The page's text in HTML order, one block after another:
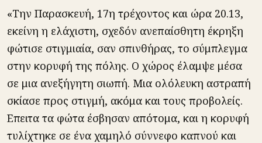
«Την Παρασκευή, 17η τρέχοντος και ώρα 20.13,
εκείνη η ελάχιστη, σχεδόν ανεπαίσθητη έκρηξη
φώτισε στιγμιαία, σαν σπινθήρας, το σύμπλεγμα
στην κορυφή της πόλης. Ο χώρος έλαμψε μέσα
σε μια ανεξήγητη σιωπή. Μια ολόλευκη αστραπή
σκίασε προς στιγμή, ακόμα και τους προβολείς.
Επειτα τα φώτα έσβησαν απότομα, και η κορυφή
τυλίχτηκε σε ένα χαμηλό σύννεφο καπνού και